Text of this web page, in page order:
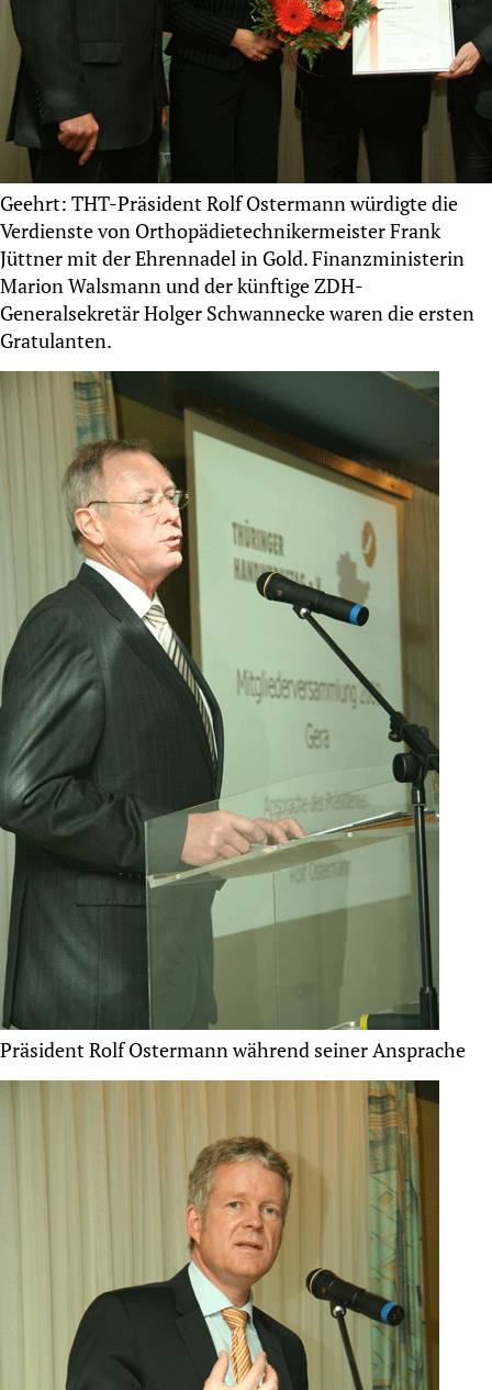
Geehrt: THT-Präsident Rolf Ostermann würdigte die
Verdienste von Orthopädietechnikermeister Frank
Jüttner mit der Ehrennadel in Gold. Finanzministerin
Marion Walsmann und der künftige ZDH-
Generalsekretär Holger Schwannecke waren die ersten
Gratulanten.
Präsident Rolf Ostermann während seiner Ansprache